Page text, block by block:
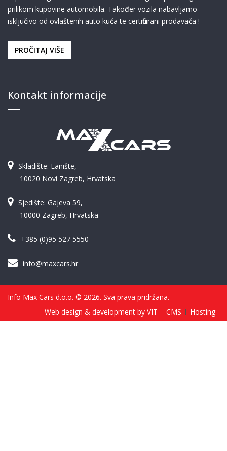
prilikom kupovine automobila. Također vozila nabavljamo
isključivo od ovlaštenih auto kuća te certificirani prodavača !
PROČITAJ VIŠE
Kontakt informacije
Skladište: Lanište,
10020 Novi Zagreb, Hrvatska
Sjedište: Gajeva 59,
10000 Zagreb, Hrvatska
+385 (0)95 527 5550
info@maxcars.hr
Info Max Cars d.o.o. © 2026. Sva prava pridržana.
Web design & development by VIT
CMS Hosting